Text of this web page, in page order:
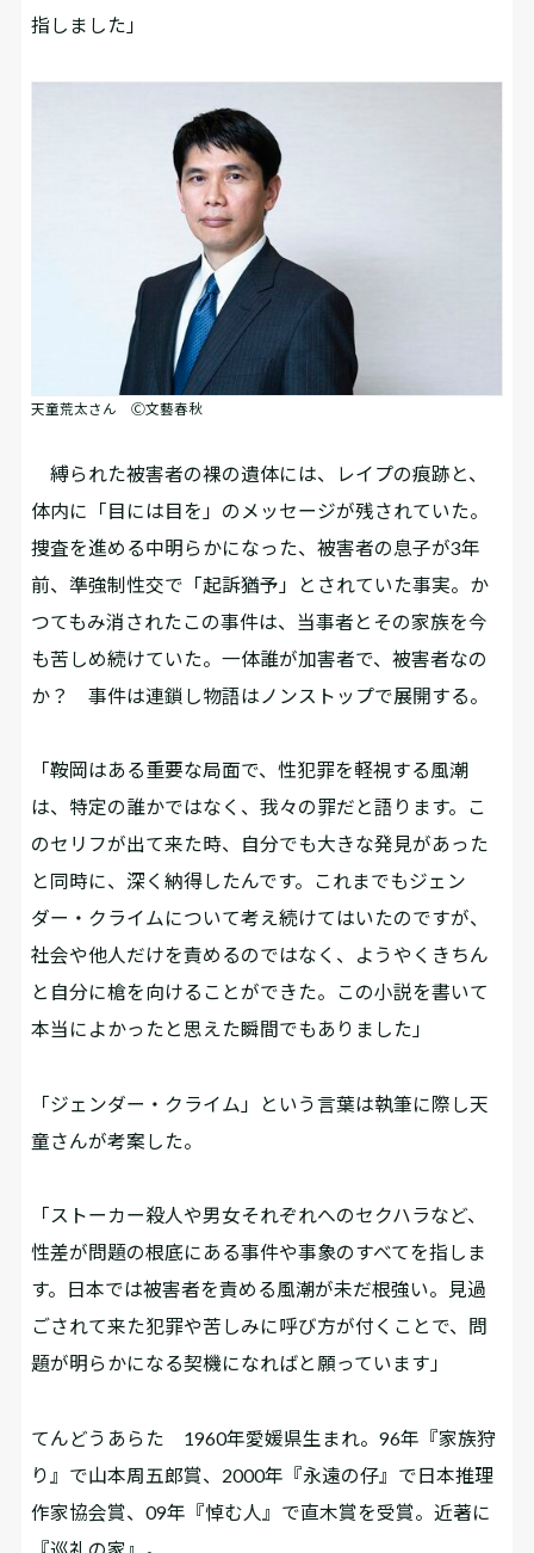
指しました」
天童荒太さん Ⓒ文藝春秋
縛られた被害者の裸の遺体には、レイプの痕跡と、
体内に「目には目を」のメッセージが残されていた。
捜査を進める中明らかになった、被害者の息子が3年
前、準強制性交で「起訴猶予」とされていた事実。か
つてもみ消されたこの事件は、当事者とその家族を今
も苦しめ続けていた。一体誰が加害者で、被害者なの
か？ 事件は連鎖し物語はノンストップで展開する。
「鞍岡はある重要な局面で、性犯罪を軽視する風潮
は、特定の誰かではなく、我々の罪だと語ります。こ
のセリフが出て来た時、自分でも大きな発見があった
と同時に、深く納得したんです。これまでもジェン
ダー・クライムについて考え続けてはいたのですが、
社会や他人だけを責めるのではなく、ようやくきちん
と自分に槍を向けることができた。この小説を書いて
本当によかったと思えた瞬間でもありました」
「ジェンダー・クライム」という言葉は執筆に際し天
童さんが考案した。
「ストーカー殺人や男女それぞれへのセクハラなど、
性差が問題の根底にある事件や事象のすべてを指しま
す。日本では被害者を責める風潮が未だ根強い。見過
ごされて来た犯罪や苦しみに呼び方が付くことで、問
題が明らかになる契機になればと願っています」
てんどうあらた 1960年愛媛県生まれ。96年『家族狩
り』で山本周五郎賞、2000年『永遠の仔』で日本推理
作家協会賞、09年『悼む人』で直木賞を受賞。近著に